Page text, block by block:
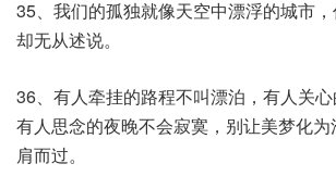
35、我们的孤独就像天空中漂浮的城市，
却无从述说。
36、有人牵挂的路程不叫漂泊，有人关心
有人思念的夜晚不会寂寞，别让美梦化
肩而过。